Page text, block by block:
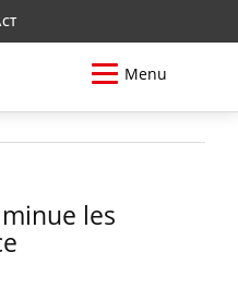
Menu
les